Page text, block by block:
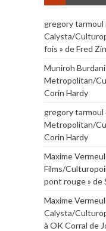
gregory tarmoul
Calysta/
fois » de Fred
Muniroh Burdani
Metropolitan/
Corin Hardy
gregory tarmoul
Metropolitan/
Corin Hardy
Maxime
Films/
pont rouge » de
Maxime
Calysta/
à OK Corral de